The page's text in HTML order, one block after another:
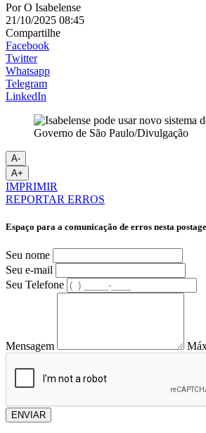
PorO Isabelense
21/10/2025 08:45
Compartilhe
Facebook
Twitter
Whatsapp
Telegram
LinkedIn
Governo de São Paulo/Divulgação
A-
A+
IMPRIMIR
REPORTAR ERROS
Espaço para a comunicação de erros nesta
Seu nome
Seu e-mail
Seu Telefone
Mensagem
ENVIAR